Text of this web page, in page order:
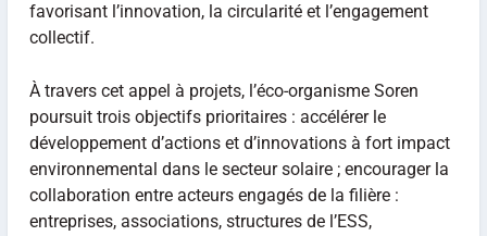
favorisant l’innovation, la circularité et l’engagement
collectif.
À travers cet appel à projets, l’éco-organisme Soren
poursuit trois objectifs prioritaires : accélérer le
développement d’actions et d’innovations à fort impact
environnemental dans le secteur solaire ; encourager la
collaboration entre acteurs engagés de la filière :
entreprises, associations, structures de l’ESS,